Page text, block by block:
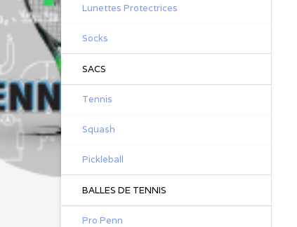
Lunettes Protectrices
Socks
SACS
Tennis
Squash
Pickleball
BALLES DE TENNIS
Pro Penn